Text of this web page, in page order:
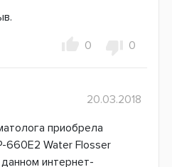
0 0
20.03.2018
приобрела
660E2 Water Flosser
интернет-